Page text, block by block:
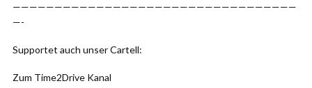
——————————————————————————————————
—-
Supportet auch unser Cartell:
Zum Time2Drive Kanal